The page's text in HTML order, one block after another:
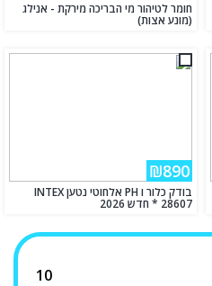
חומר לטיהור מי הבריכה מירקת - אנילג
(מונע אצות)
₪890
בודק כלור ו PH אלחוטי נטען INTEX
28607 * חדש 2026
10